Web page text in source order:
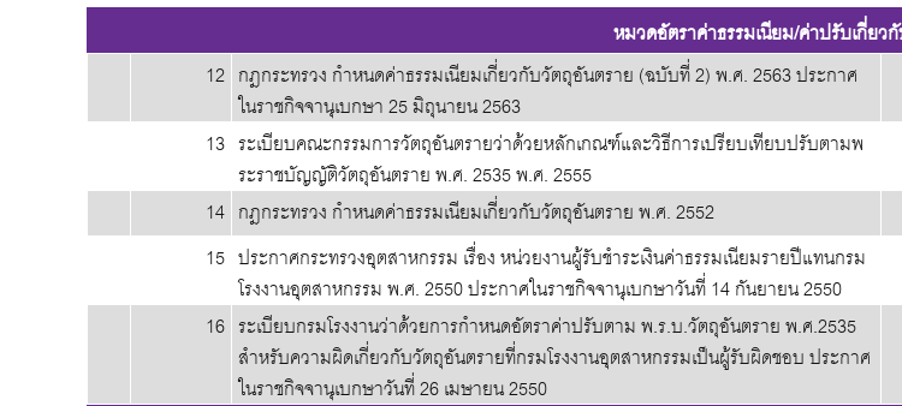
หมวดอัตราค่าธรรมเนียม/ค่าปรับเกี่ยว
12 กฎกระทรวง กำหนดค่าธรรมเนียมเกี่ยวกับวัตถุอันตราย (ฉบับที่ 2) พ.ศ. 2563 ประกาศ
ในราชกิจจานุเบกษา 25 มิถุนายน 2563
13 ระเบียบคณะกรรมการวัตถุอันตรายว่าด้วยหลักเกณฑ์และวิธีการเปรียบเทียบปรับตามพ
ระราชบัญญัติวัตถุอันตราย พ.ศ. 2535 พ.ศ. 2555
14 กฎกระทรวง กำหนดค่าธรรมเนียมเกี่ยวกับวัตถุอันตราย พ.ศ. 2552
15 ประกาศกระทรวงอุตสาหกรรม เรื่อง หน่วยงานผู้รับชำระเงินค่าธรรมเนียมรายปีแทนกรม
โรงงานอุตสาหกรรม พ.ศ. 2550 ประกาศในราชกิจจานุเบกษาวันที่ 14 กันยายน 2550
16 ระเบียบกรมโรงงานว่าด้วยการกำหนดอัตราค่าปรับตาม พ.ร.บ.วัตถุอันตราย พ.ศ.2535
สำหรับความผิดเกี่ยวกับวัตถุอันตรายที่กรมโรงงานอุตสาหกรรมเป็นผู้รับผิดชอบ ประกาศ
ในราชกิจจานุเบกษาวันที่ 26 เมษายน 2550